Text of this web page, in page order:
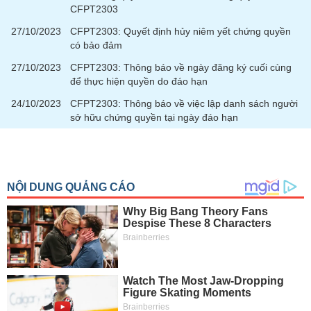
CFPT2303
27/10/2023
CFPT2303: Quyết định hủy niêm yết chứng quyền
có bảo đảm
27/10/2023
CFPT2303: Thông báo về ngày đăng ký cuối cùng
để thực hiện quyền do đáo hạn
24/10/2023
CFPT2303: Thông báo về việc lập danh sách người
sở hữu chứng quyền tại ngày đáo hạn
Công
tư
thông
tài
chính
Dữ
liệu